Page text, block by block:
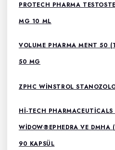
PROTECH PHARMA
MG 10 ML
VOLUME PHARMA MENT 50
50 MG
ZPHC WINSTROL
HI-TECH
WIDOW®EPHEDRA VE DMHA
90 KAPSÜL